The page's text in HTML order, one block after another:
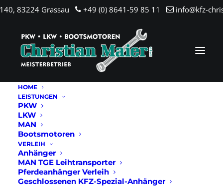
83224 Grassau +49 (0) 8641-59 85 11 info@kfz-
HOME
LEISTUNGEN
PKW
LKW
MAN
Bootsmotoren
VERLEIH
Anhänger
MAN TGE Leihtransporter
Pferdeanhänger Verleih
Geschlossenen KFZ-Spezial-Anhänger